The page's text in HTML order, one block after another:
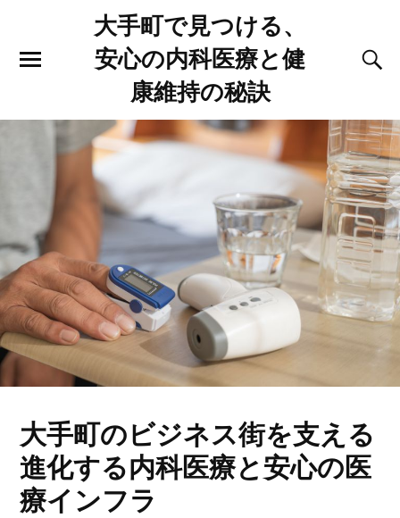
大手町で見つける、
安心の内科医療と健
康維持の秘訣
大手町のビジネス街を支える
進化する内科医療と安心の医
療インフラ